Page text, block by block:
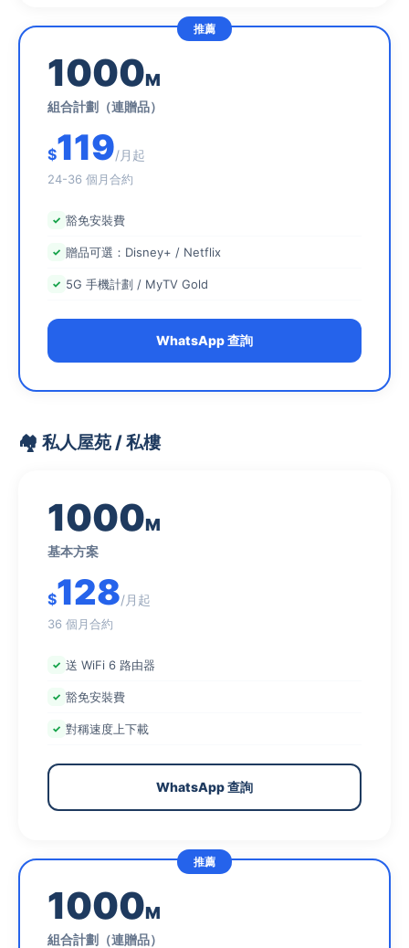
1000M
組合計劃（連贈品）
$119/月起
24-36 個月合約
豁免安裝費
贈品可選：Disney+ / Netflix
5G 手機計劃 / MyTV Gold
WhatsApp 查詢
🏘️ 私人屋苑 / 私樓
1000M
基本方案
$128/月起
36 個月合約
送 WiFi 6 路由器
豁免安裝費
對稱速度上下載
WhatsApp 查詢
1000M
組合計劃（連贈品）